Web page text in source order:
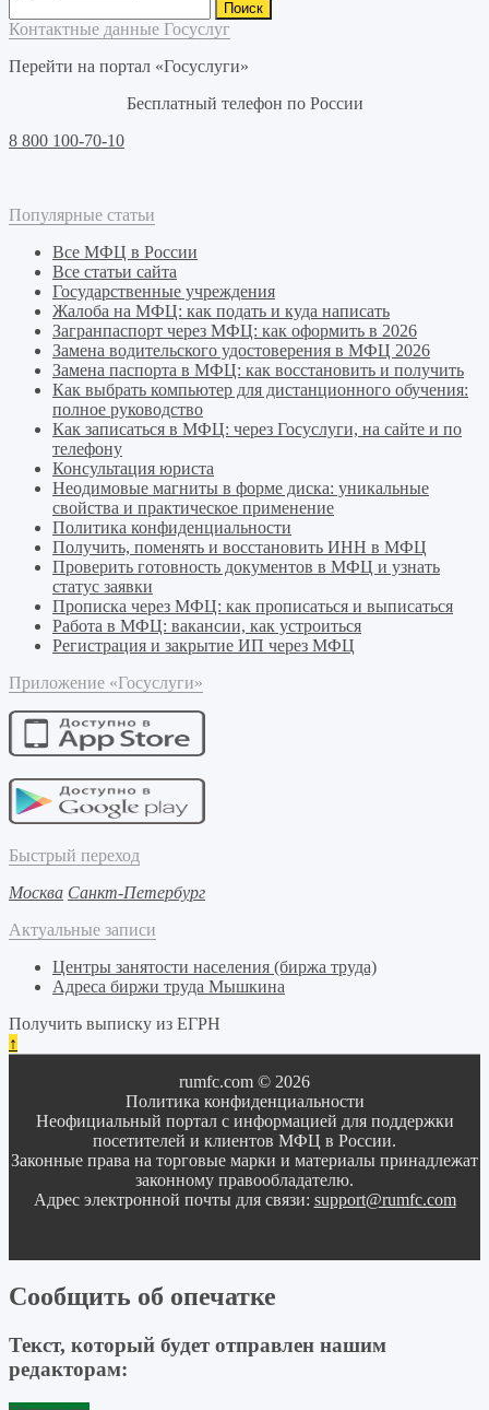
Контактные данные Госуслуг
Перейти на портал «Госуслуги»
Бесплатный телефон по России
8 800 100-70-10
Популярные статьи
Все МФЦ в России
Все статьи сайта
Государственные учреждения
Жалоба на МФЦ: как подать и куда написать
Загранпаспорт через МФЦ: как оформить в 2026
Замена водительского удостоверения в МФЦ 2026
Замена паспорта в МФЦ: как восстановить и получить
Как выбрать компьютер для дистанционного обучения:
полное руководство
Как записаться в МФЦ: через Госуслуги, на сайте и по
телефону
Консультация юриста
Неодимовые магниты в форме диска: уникальные
свойства и практическое применение
Политика конфиденциальности
Получить, поменять и восстановить ИНН в МФЦ
Проверить готовность документов в МФЦ и узнать
статус заявки
Прописка через МФЦ: как прописаться и выписаться
Работа в МФЦ: вакансии, как устроиться
Регистрация и закрытие ИП через МФЦ
Приложение «Госуслуги»
Быстрый переход
Москва Санкт-Петербург
Актуальные записи
Центры занятости населения (биржа труда)
Адреса биржи труда Мышкина
Получить выписку из ЕГРН
↑
rumfc.com © 2026
Политика конфиденциальности
Неофициальный портал с информацией для поддержки
посетителей и клиентов МФЦ в России.
Законные права на торговые марки и материалы принадлежат
законному правообладателю.
Адрес электронной почты для связи: support@rumfc.com
Сообщить об опечатке
Текст, который будет отправлен нашим
редакторам: